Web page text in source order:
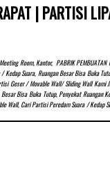
| PARTISI
Room, Kantor, PABRIK PEMBUATAN
Suara, Ruangan Besar Bisa Buka
Geser / Movable Wall/ Sliding Wall
Bisa Buka Tutup, Penyekat Ruangan
Wall, Cari Partisi Peredam Suara / Kedap